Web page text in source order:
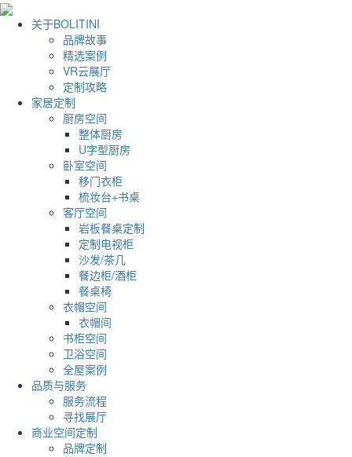
关于BOLITINI
品牌故事
精选案例
VR云展厅
定制攻略
家居定制
厨房空间
整体厨房
U字型厨房
卧室空间
移门衣柜
梳妆台+书桌
客厅空间
岩板餐桌定制
定制电视柜
沙发/茶几
餐边柜/酒柜
餐桌椅
衣帽空间
衣帽间
书柜空间
卫浴空间
全屋案例
品质与服务
服务流程
寻找展厅
商业空间定制
品牌定制